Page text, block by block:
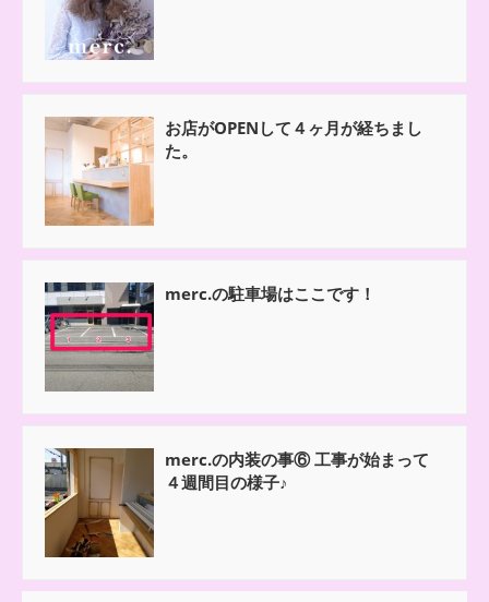
お店がOPENして４ヶ月が経ちまし
た。
merc.の駐車場はここです！
merc.の内装の事⑥ 工事が始まって
４週間目の様子♪